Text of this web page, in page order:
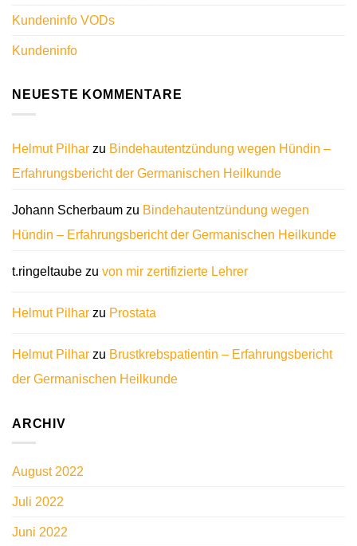
Kundeninfo VODs
Kundeninfo
NEUESTE KOMMENTARE
Helmut Pilhar zu Bindehautentzündung wegen Hündin –
Erfahrungsbericht der Germanischen Heilkunde
Johann Scherbaum zu Bindehautentzündung wegen
Hündin – Erfahrungsbericht der Germanischen Heilkunde
t.ringeltaube zu von mir zertifizierte Lehrer
Helmut Pilhar zu Prostata
Helmut Pilhar zu Brustkrebspatientin – Erfahrungsbericht
der Germanischen Heilkunde
ARCHIV
August 2022
Juli 2022
Juni 2022